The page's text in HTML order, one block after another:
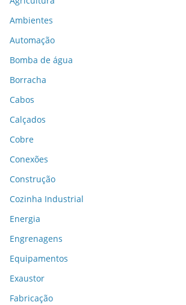
Ambientes
Automação
Bomba de água
Borracha
Cabos
Calçados
Cobre
Conexões
Construção
Cozinha Industrial
Energia
Engrenagens
Equipamentos
Exaustor
Fabricação